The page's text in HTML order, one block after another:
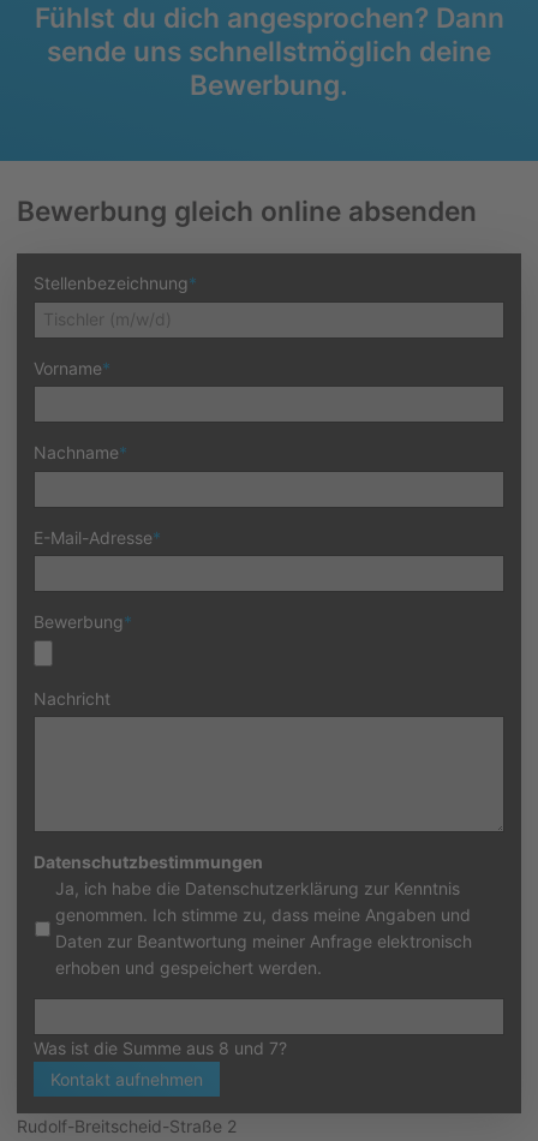
Fühlst du dich angesprochen? Dann
sende uns schnellstmöglich deine
Bewerbung.
Bewerbung gleich online absenden
Stellenbezeichnung*
Vorname*
Nachname*
E-Mail-Adresse*
Bewerbung*
Nachricht
Datenschutzbestimmungen
Ja, ich habe die Datenschutzerklärung zur Kenntnis
genommen. Ich stimme zu, dass meine Angaben und
Daten zur Beantwortung meiner Anfrage elektronisch
erhoben und gespeichert werden.
Was ist die Summe aus 8 und 7?
Kontakt aufnehmen
Rudolf-Breitscheid-Straße 2